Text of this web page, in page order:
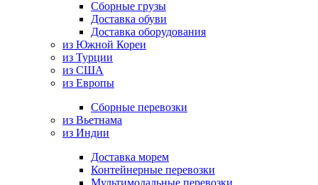
Сборные грузы
Доставка обуви
Доставка оборудования
из Южной Кореи
из Турции
из США
из Европы
Сборные перевозки
из Вьетнама
из Индии
Доставка морем
Контейнерные перевозки
Мультимодальные перевозки